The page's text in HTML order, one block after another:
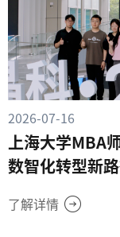
2026-07-16
上海大学MBA
数智化转型新
了解详情